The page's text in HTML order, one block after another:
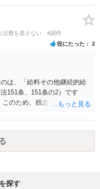
れば、担当弁護士とよく相
活費を渡さない #調停
役にたった 2
は、「給料その他継続的給
151条、151条の2）です
このため、残念ながらお答え
探す